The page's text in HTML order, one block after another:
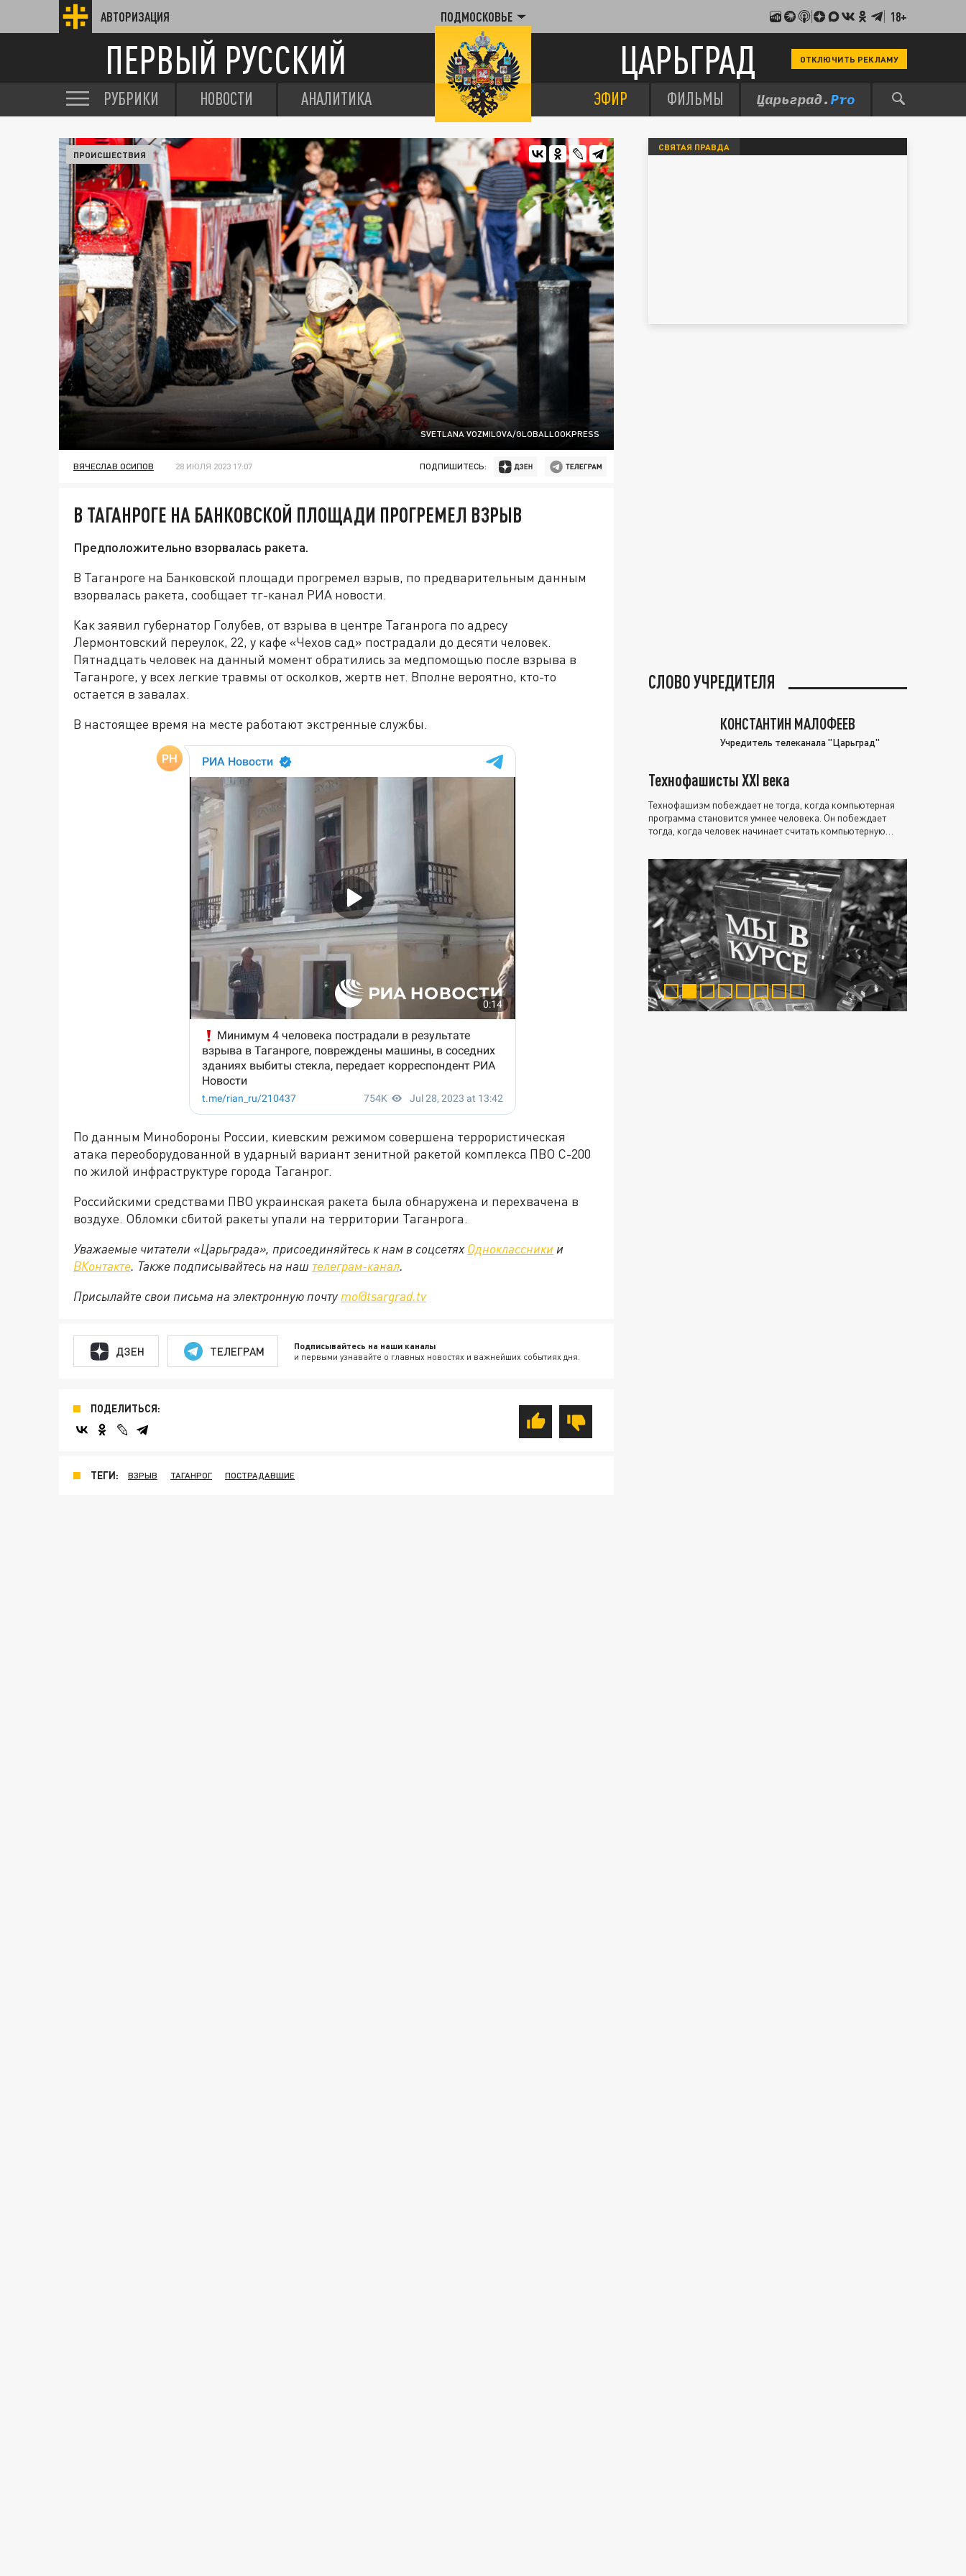
АВТОРИЗАЦИЯ ПОДМОСКОВЬЕ 18+
ПЕРВЫЙ РУССКИЙ ЦАРЬГРАД ОТКЛЮЧИТЬ РЕКЛАМУ
РУБРИКИ НОВОСТИ АНАЛИТИКА ЭФИР ФИЛЬМЫ
SVETLANA VOZMILOVA/GLOBALLOOKPRESS
ПРОИСШЕСТВИЯ
ВЯЧЕСЛАВ ОСИПОВ 28 ИЮЛЯ 2023 17:07 ПОДПИШИТЕСЬ:
В ТАГАНРОГЕ НА БАНКОВСКОЙ ПЛОЩАДИ ПРОГРЕМЕЛ ВЗРЫВ
Предположительно взорвалась ракета.
В Таганроге на Банковской площади прогремел взрыв, по предварительным данным
взорвалась ракета, сообщает тг-канал РИА новости.
Как заявил губернатор Голубев, от взрыва в центре Таганрога по адресу
Лермонтовский переулок, 22, у кафе «Чехов сад» пострадали до десяти человек.
Пятнадцать человек на данный момент обратились за медпомощью после взрыва в
Таганроге, у всех легкие травмы от осколков, жертв нет. Вполне вероятно, кто-то
остается в завалах.
В настоящее время на месте работают экстренные службы.
По данным Минобороны России, киевским режимом совершена террористическая
атака переоборудованной в ударный вариант зенитной ракетой комплекса ПВО С-200
по жилой инфраструктуре города Таганрог.
Российскими средствами ПВО украинская ракета была обнаружена и перехвачена в
воздухе. Обломки сбитой ракеты упали на территории Таганрога.
Уважаемые читатели «Царьграда», присоединяйтесь к нам в соцсетях Одноклассники и
ВКонтакте. Также подписывайтесь на наш телеграм-канал.
Присылайте свои письма на электронную почту mo@tsargrad.tv
ДЗЕН ТЕЛЕГРАМ Подписывайтесь на наши каналы
и первыми узнавайте о главных новостях и важнейших событиях дня.
ПОДЕЛИТЬСЯ:
ТЕГИ: ВЗРЫВ ТАГАНРОГ ПОСТРАДАВШИЕ
СВЯТАЯ ПРАВДА
СЛОВО УЧРЕДИТЕЛЯ
КОНСТАНТИН МАЛОФЕЕВ
Учредитель телеканала "Царьград"
Технофашисты XXI века
Технофашизм побеждает не тогда, когда компьютерная
программа становится умнее человека. Он побеждает
тогда, когда человек начинает считать компьютерную